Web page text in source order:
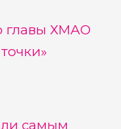
главы ХМАО
самым